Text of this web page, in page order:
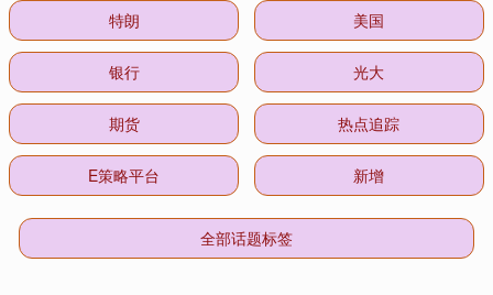
特朗 美国
银行 光大
期货 热点追踪
E策略平台 新增
全部话题标签